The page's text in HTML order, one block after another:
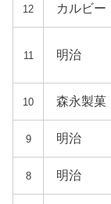
12 カルビー
11 明治
10 森永製菓
9 明治
8 明治